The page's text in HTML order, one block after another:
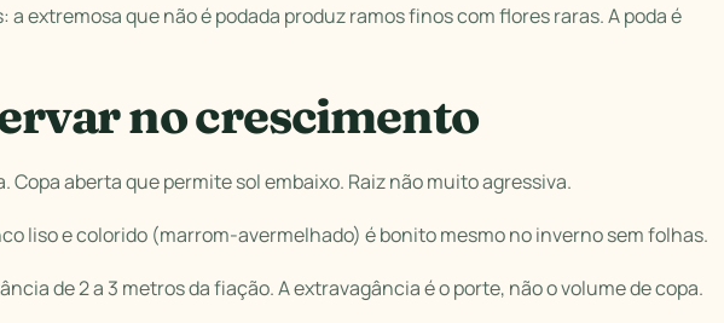
a extremosa que não é podada produz ramos finos com flores raras. A poda é
no crescimento
Copa aberta que permite sol embaixo. Raiz não muito agressiva.
liso e colorido (marrom-avermelhado) é bonito mesmo no inverno sem folhas.
de 2 a 3 metros da fiação. A extravagância é o porte, não o volume de copa.